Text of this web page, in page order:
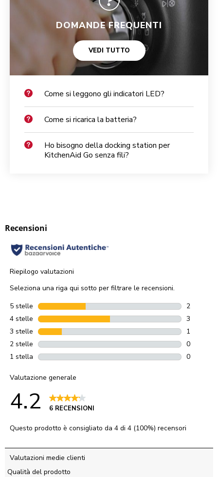
DOMANDE FREQUENTI
VEDI TUTTO
Come si leggono gli indicatori LED?
Come si ricarica la batteria?
Ho bisogno della docking station per
KitchenAid Go senza fili?